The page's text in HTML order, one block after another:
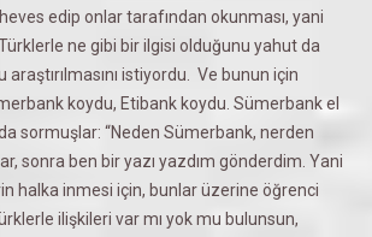
edip onlar tarafından okunması, yani
ne gibi bir ilgisi olduğunu yahut da
araştırılmasını istiyordu. Ve bunun için
koydu, Etibank koydu. Sümerbank el
sormuşlar: “Neden Sümerbank, nerden
sonra ben bir yazı yazdım gönderdim. Yani
halka inmesi için, bunlar üzerine öğrenci
ilişkileri var mı yok mu bulunsun,